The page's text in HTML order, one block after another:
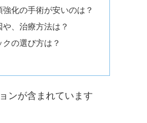
化の手術が安いのは？
、治療方法は？
の選び方は？
ンが含まれています